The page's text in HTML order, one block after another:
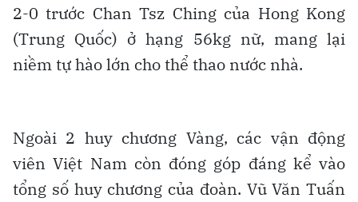
2-0 trước Chan Tsz Ching của Hong Kong
(Trung Quốc) ở hạng 56kg nữ, mang lại
niềm tự hào lớn cho thể thao nước nhà.
Ngoài 2 huy chương Vàng, các vận động
viên Việt Nam còn đóng góp đáng kể vào
tổng số huy chương của đoàn. Vũ Văn Tuấn